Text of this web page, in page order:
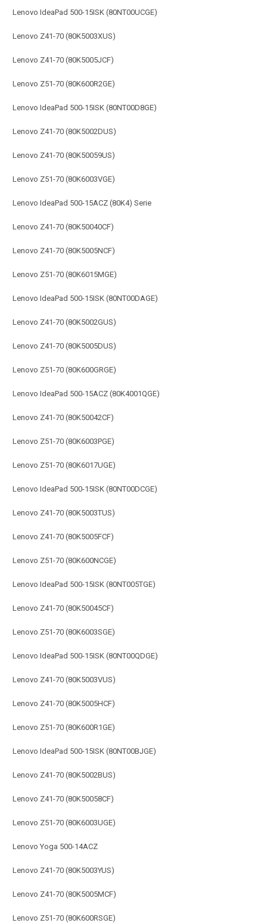
Lenovo IdeaPad 500-15ISK (80NT00UCGE)
Lenovo Z41-70 (80K5003XUS)
Lenovo Z41-70 (80K5005JCF)
Lenovo Z51-70 (80K600R2GE)
Lenovo IdeaPad 500-15ISK (80NT00D8GE)
Lenovo Z41-70 (80K5002DUS)
Lenovo Z41-70 (80K50059US)
Lenovo Z51-70 (80K6003VGE)
Lenovo IdeaPad 500-15ACZ (80K4) Serie
Lenovo Z41-70 (80K50040CF)
Lenovo Z41-70 (80K5005NCF)
Lenovo Z51-70 (80K6015MGE)
Lenovo IdeaPad 500-15ISK (80NT00DAGE)
Lenovo Z41-70 (80K5002GUS)
Lenovo Z41-70 (80K5005DUS)
Lenovo Z51-70 (80K600GRGE)
Lenovo IdeaPad 500-15ACZ (80K4001QGE)
Lenovo Z41-70 (80K50042CF)
Lenovo Z51-70 (80K6003PGE)
Lenovo Z51-70 (80K6017UGE)
Lenovo IdeaPad 500-15ISK (80NT00DCGE)
Lenovo Z41-70 (80K5003TUS)
Lenovo Z41-70 (80K5005FCF)
Lenovo Z51-70 (80K600NCGE)
Lenovo IdeaPad 500-15ISK (80NT005TGE)
Lenovo Z41-70 (80K50045CF)
Lenovo Z51-70 (80K6003SGE)
Lenovo IdeaPad 500-15ISK (80NT00QDGE)
Lenovo Z41-70 (80K5003VUS)
Lenovo Z41-70 (80K5005HCF)
Lenovo Z51-70 (80K600R1GE)
Lenovo IdeaPad 500-15ISK (80NT00BJGE)
Lenovo Z41-70 (80K5002BUS)
Lenovo Z41-70 (80K50058CF)
Lenovo Z51-70 (80K6003UGE)
Lenovo Yoga 500-14ACZ
Lenovo Z41-70 (80K5003YUS)
Lenovo Z41-70 (80K5005MCF)
Lenovo Z51-70 (80K600RSGE)